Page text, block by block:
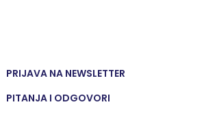
PRIJAVA NA NEWSLETTER
PITANJA I ODGOVORI